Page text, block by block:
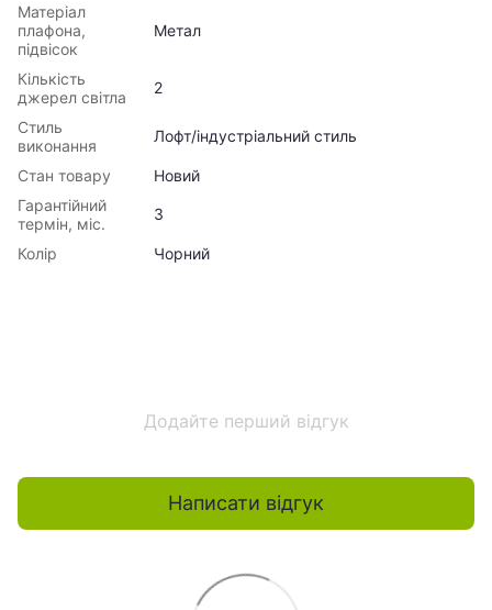
Матеріал
плафона,
підвісок
Метал
Кількість
джерел світла
2
Стиль
виконання
Лофт/індустріальний стиль
Стан товару
Новий
Гарантійний
термін, міс.
3
Колір Чорний
Додайте перший відгук
Написати відгук